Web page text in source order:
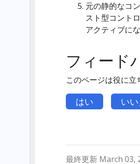
元の静的なコ
スト型コント
アクティブにな
フィード
このページは役に立
はい いい
最終更新 March 03,